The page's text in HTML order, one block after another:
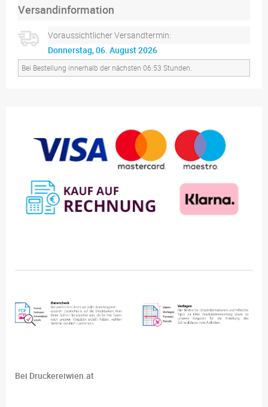
Versandinformation
Voraussichtlicher Versandtermin:
Donnerstag, 06. August 2026
Bei Bestellung innerhalb der nächsten 06:53 Stunden.
Bei Druckereiwien.at